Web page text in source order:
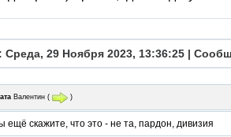
Среда, 29 Ноября 2023, 13:36:25 |
Валентин ( )
ещё скажите, что это - не та, пардон, дивизия